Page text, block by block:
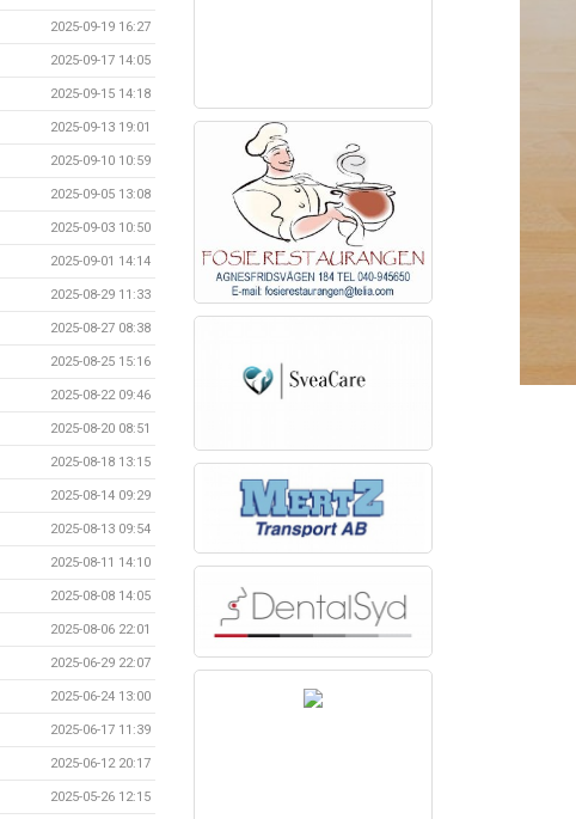
2025-09-19 16:27
2025-09-17 14:05
2025-09-15 14:18
2025-09-13 19:01
2025-09-10 10:59
2025-09-05 13:08
2025-09-03 10:50
2025-09-01 14:14
2025-08-29 11:33
2025-08-27 08:38
2025-08-25 15:16
2025-08-22 09:46
2025-08-20 08:51
2025-08-18 13:15
2025-08-14 09:29
2025-08-13 09:54
2025-08-11 14:10
2025-08-08 14:05
2025-08-06 22:01
2025-06-29 22:07
2025-06-24 13:00
2025-06-17 11:39
2025-06-12 20:17
2025-05-26 12:15